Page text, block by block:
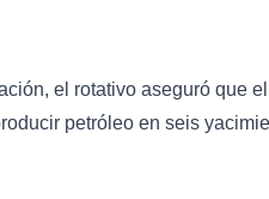
el rotativo aseguró que
petróleo en seis